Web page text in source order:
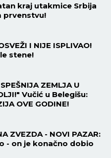
kraj utakmice Srbija
prvenstvu!
I NIJE ISPLIVAO!
stene!
ZEMLJA U
Vučić u Belegišu:
OVE GODINE!
ZVEZDA - NOVI PAZAR:
- on je konačno dobio